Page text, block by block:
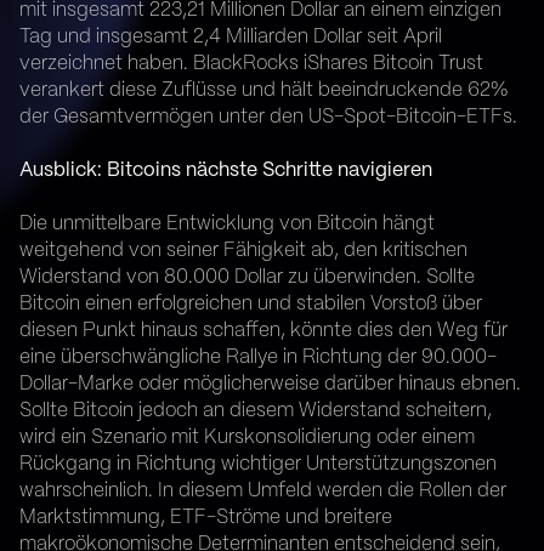
mit insgesamt 223,21 Millionen Dollar an einem einzigen
Tag und insgesamt 2,4 Milliarden Dollar seit April
verzeichnet haben. BlackRocks iShares Bitcoin Trust
verankert diese Zuflüsse und hält beeindruckende 62%
der Gesamtvermögen unter den US-Spot-Bitcoin-ETFs.
Ausblick: Bitcoins nächste Schritte navigieren
Die unmittelbare Entwicklung von Bitcoin hängt
weitgehend von seiner Fähigkeit ab, den kritischen
Widerstand von 80.000 Dollar zu überwinden. Sollte
Bitcoin einen erfolgreichen und stabilen Vorstoß über
diesen Punkt hinaus schaffen, könnte dies den Weg für
eine überschwängliche Rallye in Richtung der 90.000-
Dollar-Marke oder möglicherweise darüber hinaus ebnen.
Sollte Bitcoin jedoch an diesem Widerstand scheitern,
wird ein Szenario mit Kurskonsolidierung oder einem
Rückgang in Richtung wichtiger Unterstützungszonen
wahrscheinlich. In diesem Umfeld werden die Rollen der
Marktstimmung, ETF-Ströme und breitere
makroökonomische Determinanten entscheidend sein,